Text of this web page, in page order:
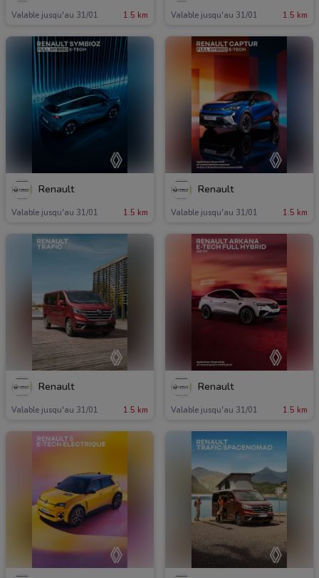
Valable jusqu'au 31/01 1.5 km Valable jusqu'au 31/01 1.5 km
Renault
Valable jusqu'au 31/01 1.5 km
Renault
Valable jusqu'au 31/01 1.5 km
Renault
Valable jusqu'au 31/01 1.5 km
Renault
Valable jusqu'au 31/01 1.5 km